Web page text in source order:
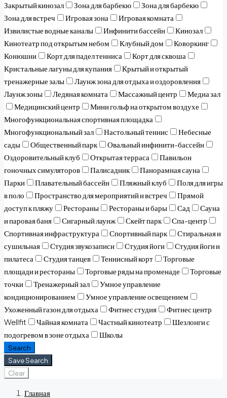
Закрытый кинозал Зона для барбекю
Зона для барбекю
Зона для встреч
Игровая зона
Игровая комната
Извилистые водные каналы
Инфинити бассейн
Кинозал
Кинотеатр под открытым небом
Клубный дом
Коворкинг
Конюшни
Корт для падел тенниса
Корт для сквоша
Кристальные лагуны для купания
Крытый и открытый
тренажерные залы
Лаунж зона для отдыха и оздоровления
Лаунж зоны
Ледяная комната Массажный центр
Медиа зал
Медицинский центр
Мини гольф на открытом воздухе
Многофункциональная спортивная площадка
Многофункциональный зал
Настольный теннис
Небесные
сады
Общественный парк
Овальный инфинити-бассейн
Оздоровительный клуб
Открытая терраса
Павильон
гоночных симуляторов
Палисадник
Панорамная сауна
Парки
Плавательный бассейн Пляжный клуб
Поля для игры
в поло
Пространство для мероприятий и встреч
Прямой
доступ к пляжу
Рестораны Рестораны и бары Сад
Сауна
и паровая баня
Сигарный лаунж Скейт парк
Спа-центр
Спортивная инфраструктура
Спортивный парк
Стиральная и
сушильная
Студия звукозаписи Студия йоги
Студия йоги и
пилатеса
Студия танцев Теннисный корт
Торговые
площади и рестораны
Торговые ряды на променаде
Торговые
точки
Тренажерный зал
Умное управление
кондиционированием
Умное управление освещением
Ухоженный газон для отдыха
Фитнес студия
Фитнес центр
Wellfit
Чайная комната Частный кинотеатр
Шезлонги с
подогревом в зоне отдыха
Школы
Search
Save Search
Clear
Главная